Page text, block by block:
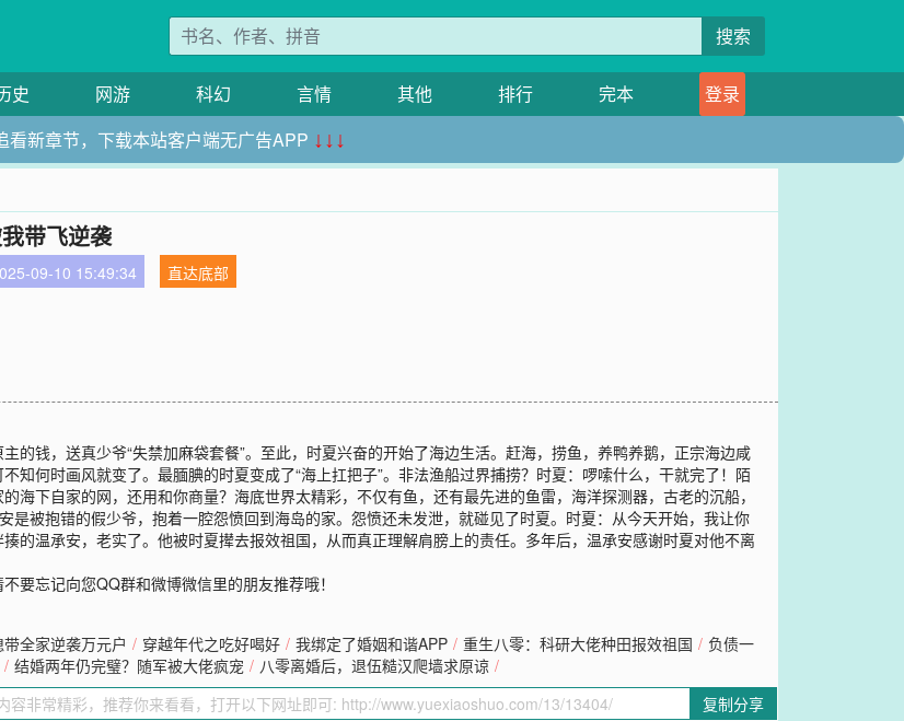
搜索
史 网游 科幻 言情 其他 排行 完本
登录
看新章节，下载本站客户端无广告APP ↓↓↓
带飞逆袭
09-10 15:49:34
直达底部
的钱，送真少爷“失禁加麻袋套餐”。至此，时夏兴奋的开始了海边生活。赶海，捞鱼，养鸭养鹅，正宗海边咸
知何时画风就变了。最腼腆的时夏变成了“海上扛把子”。非法渔船过界捕捞？时夏：啰嗦什么，干就完了！陌
海下自家的网，还用和你商量？海底世界太精彩，不仅有鱼，还有最先进的鱼雷，海洋探测器，古老的沉船，
被抱错的假少爷，抱着一腔怨愤回到海岛的家。怨愤还未发泄，就碰见了时夏。时夏：从今天开始，我让你
的温承安，老实了。他被时夏撵去报效祖国，从而真正理解肩膀上的责任。多年后，温承安感谢时夏对他不离
要忘记向您QQ群和微博微信里的朋友推荐哦！
全家逆袭万元户 / 穿越年代之吃好喝好 / 我绑定了婚姻和谐APP / 重生八零：科研大佬种田报效祖国 / 负债一
/ 结婚两年仍完璧？随军被大佬疯宠 / 八零离婚后，退伍糙汉爬墙求原谅 /
复制分享